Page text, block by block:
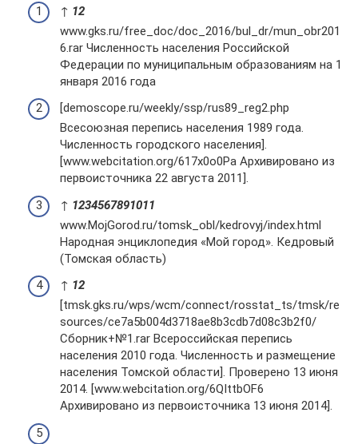
↑ 12
www.gks.ru/free_doc/doc_2016/bul_dr/mun_obr201
6.rar Численность населения Российской
Федерации по муниципальным образованиям на 1
января 2016 года
[demoscope.ru/weekly/ssp/rus89_reg2.php
Всесоюзная перепись населения 1989 года.
Численность городского населения].
[www.webcitation.org/617x0o0Pa Архивировано из
первоисточника 22 августа 2011].
↑ 1234567891011
www.MojGorod.ru/tomsk_obl/kedrovyj/index.html
Народная энциклопедия «Мой город». Кедровый
(Томская область)
↑ 12
[tmsk.gks.ru/wps/wcm/connect/rosstat_ts/tmsk/re
sources/ce7a5b004d3718ae8b3cdb7d08c3b2f0/
Сборник+№1.rar Всероссийская перепись
населения 2010 года. Численность и размещение
населения Томской области]. Проверено 13 июня
2014. [www.webcitation.org/6QIttbOF6
Архивировано из первоисточника 13 июня 2014].